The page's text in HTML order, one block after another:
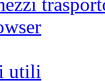
utili